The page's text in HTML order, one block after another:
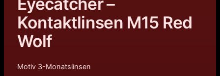
Kontaktlinsen M15 Red
Wolf
Motiv 3-Monatslinsen